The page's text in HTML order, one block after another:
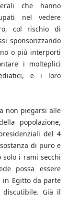
che hanno
nel vedere
col rischio di
sponsorizzando
o più interporti
i molteplici
e i loro
non piegarsi alle
popolazione,
del 4
di puro e
i rami secchi
possa essere
in Egitto da parte
discutibile. Già il